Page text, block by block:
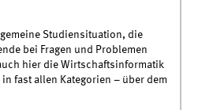
Studiensituation, die
bei Fragen und Problemen
hier die Wirtschaftsinformatik
fast allen Kategorien – über dem